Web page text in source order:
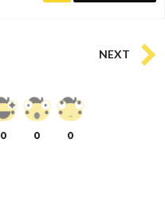
NEXT
0 0 0